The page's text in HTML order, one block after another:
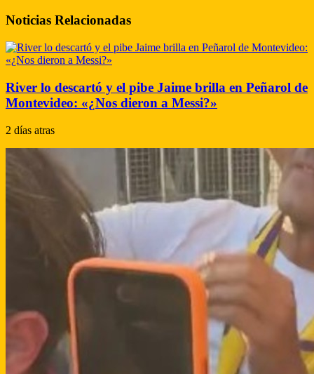
Noticias Relacionadas
River lo descartó y el pibe Jaime brilla en Peñarol de
Montevideo: «¿Nos dieron a Messi?»
2 días atras